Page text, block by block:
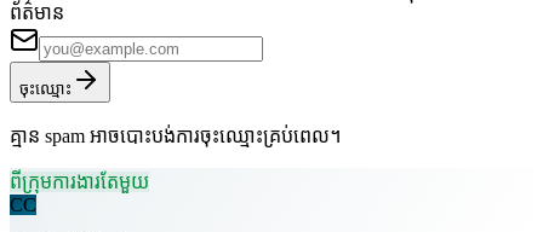
ព័ត៌មាន
ចុះឈ្មោះ
គ្មាន spam អាចបោះបង់ការចុះឈ្មោះគ្រប់ពេល។
ពីក្រុមការងារតែមួយ
CC